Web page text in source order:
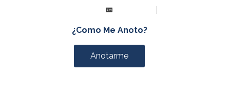
¿Como Me Anoto?
Anotarme